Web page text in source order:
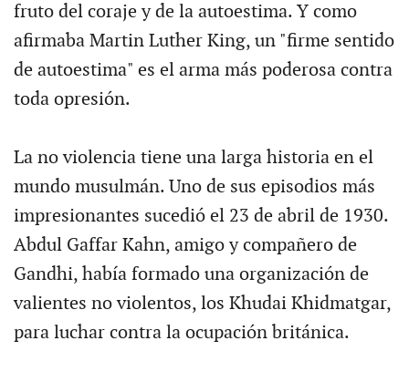
fruto del coraje y de la autoestima. Y como
afirmaba Martin Luther King, un "firme sentido
de autoestima" es el arma más poderosa contra
toda opresión.
La no violencia tiene una larga historia en el
mundo musulmán. Uno de sus episodios más
impresionantes sucedió el 23 de abril de 1930.
Abdul Gaffar Kahn, amigo y compañero de
Gandhi, había formado una organización de
valientes no violentos, los Khudai Khidmatgar,
para luchar contra la ocupación británica.